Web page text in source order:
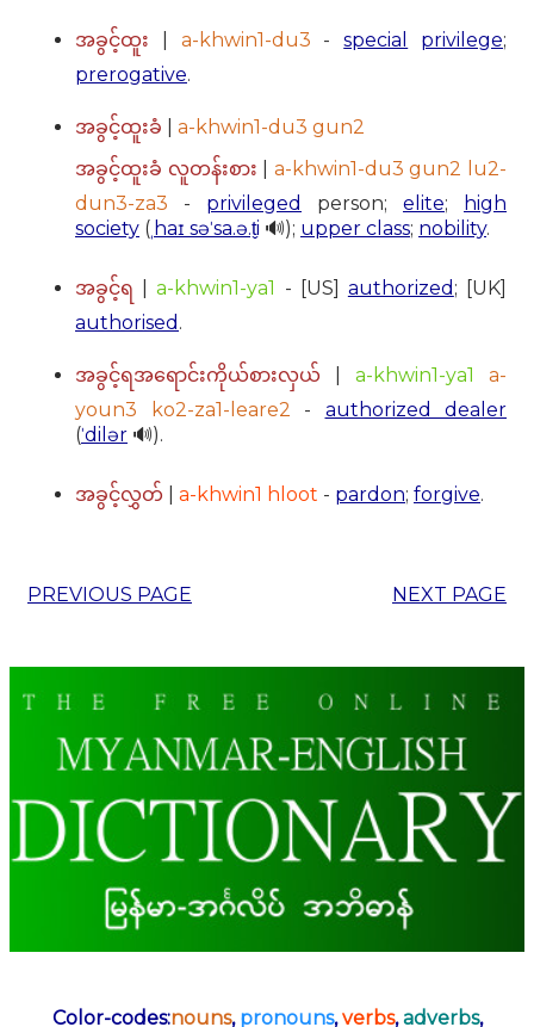
အခွင့်ထူး a-khwin1-du3 -special privilege;
prerogative.
အခွင့်ထူးခံ a-khwin1-du3 gun2
အခွင့်ထူးခံ လူတန်းစား
a-khwin1-du3 gun2 lu2-
dun3-za3 - privileged person; elite;
high
society ( ˌhaɪ səˈsa.ə.t̬i 🔊); upper class; nobility.
အခွင့်ရ |a-khwin1-ya1 - [US] authorized ; [UK]
authorised .
အခွင့်ရအရောင်းကိုယ်စားလှယ် a-khwin1-ya1
a-
youn3 ko2-za1-leare2 - authorized dealer
(ˈdilər 🔊).
အခွင့်လွှတ် a-khwin1 hloot - pardon; forgive.
PREVIOUS PAGE NEXT PAGE
Color-codes:nouns, pronouns,verbs,adverbs,